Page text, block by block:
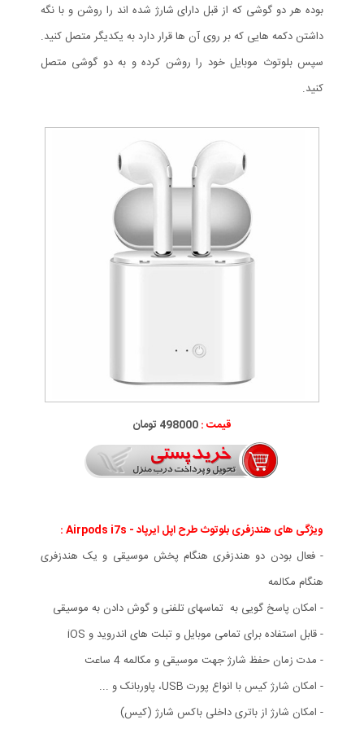
بوده هر دو گوشی که از قبل دارای شارژ شده اند را روشن و با نگه
داشتن دکمه هایی که بر روی آن ها قرار دارد به یکدیگر متصل کنید.
سپس بلوتوث موبایل خود را روشن کرده و به دو گوشی متصل
کنید.
قیمت :498000 تومان
ویژگی های هندزفری بلوتوث طرح اپل ایرپاد - Airpods i7s :
- فعال بودن دو هندزفری هنگام پخش موسیقی و یک هندزفری
هنگام مکالمه
- امکان پاسخ گویی به تماسهای تلفنی و گوش دادن به موسیقی
- قابل استفاده برای تمامی موبایل و تبلت های اندروید و iOS
- مدت زمان حفظ شارژ جهت موسیقی و مکالمه 4 ساعت
- امکان شارژ کیس با انواع پورت USB، پاوربانک و ...
- امکان شارژ از باتری داخلی باکس شارژ (کیس)